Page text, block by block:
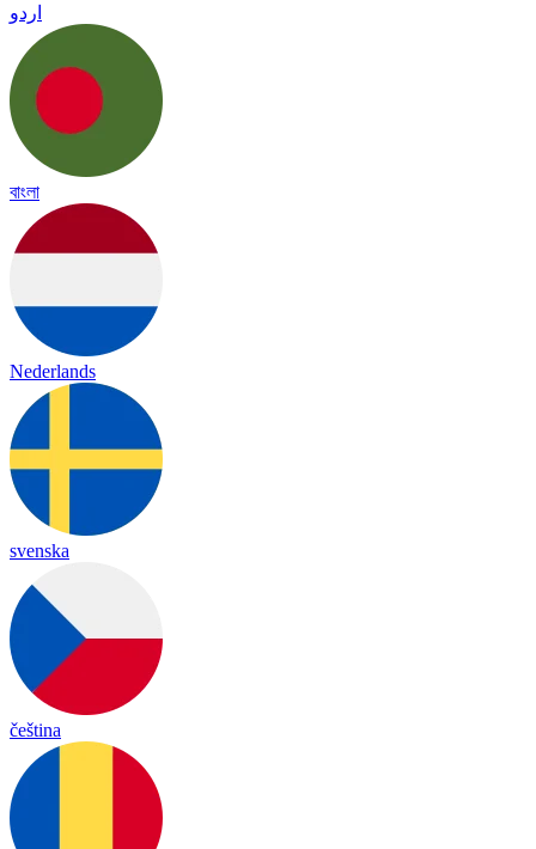
اردو
বাংলা
Nederlands
svenska
čeština